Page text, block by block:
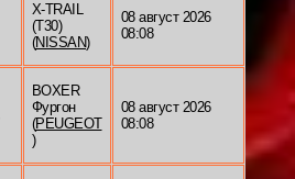
X-TRAIL
(T30)
(NISSAN)
08 август 2026
08:08
BOXER
Фургон
(PEUGEOT
)
08 август 2026
08:08